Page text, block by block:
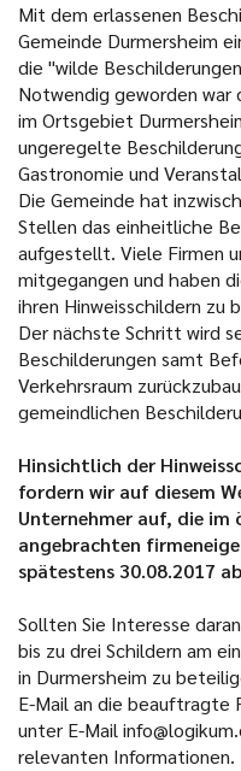
Mit dem erlassenen
Gemeinde Durmersheim
die "wilde
Notwendig geworden war
im Ortsgebiet
ungeregelte
Gastronomie und
Die Gemeinde hat
Stellen das einheitliche
aufgestellt. Viele Firmen
mitgegangen und haben
ihren Hinweisschildern zu
Der nächste Schritt wird
Beschilderungen samt
Verkehrsraum
gemeindlichen
Hinsichtlich der
fordern wir auf diesem
Unternehmer auf, die
angebrachten
spätestens 30.08.2017
Sollten Sie Interesse
bis zu drei Schildern am
in Durmersheim zu
E-Mail an die beauftragte
unter E-Mail
relevanten Informationen.